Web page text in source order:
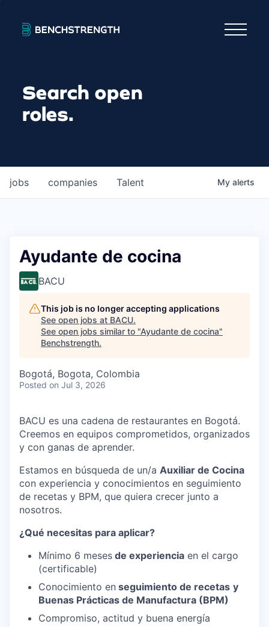
Search open
roles.
jobs companies Talent My alerts
Ayudante de cocina
BACU
This job is no longer accepting applications
See open jobs at BACU.
See open jobs similar to "Ayudante de cocina"
Benchstrength.
Bogotá, Bogota, Colombia
Posted on Jul 3, 2026
BACU es una cadena de restaurantes en Bogotá.
Creemos en equipos comprometidos, organizados
y con ganas de aprender.
Estamos en búsqueda de un/a Auxiliar de Cocina
con experiencia y conocimientos en seguimiento
de recetas y BPM, que quiera crecer junto a
nosotros.
¿Qué necesitas para aplicar?
Mínimo 6 meses de experiencia en el cargo
(certificable)
Conocimiento en seguimiento de recetas y
Buenas Prácticas de Manufactura (BPM)
Compromiso, actitud y buena energía